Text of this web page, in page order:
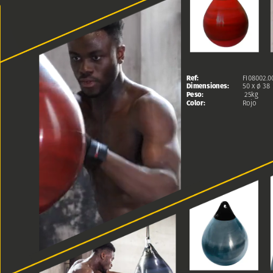
50 x ø 38
25kg
Rojo
Ref:
Dimensiones:
Peso:
Color: